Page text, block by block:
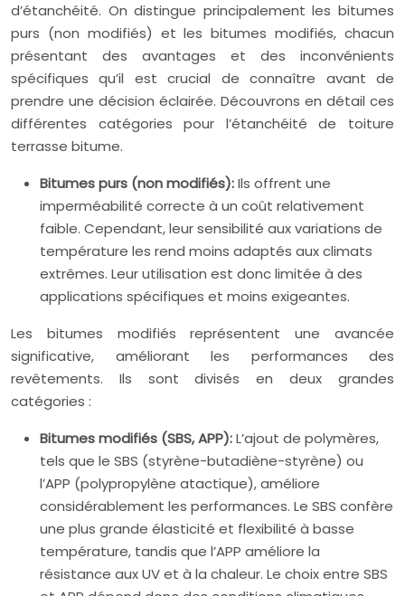
d’étanchéité. On distingue principalement les bitumes
purs (non modifiés) et les bitumes modifiés, chacun
présentant des avantages et des inconvénients
spécifiques qu’il est crucial de connaître avant de
prendre une décision éclairée. Découvrons en détail ces
différentes catégories pour l’étanchéité de toiture
terrasse bitume.
Bitumes purs (non modifiés):Ils offrent une
imperméabilité correcte à un coût relativement
faible. Cependant, leur sensibilité aux variations de
température les rend moins adaptés aux climats
extrêmes. Leur utilisation est donc limitée à des
applications spécifiques et moins exigeantes.
Les bitumes modifiés représentent une avancée
significative, améliorant les performances des
revêtements. Ils sont divisés en deux grandes
catégories :
Bitumes modifiés (SBS, APP):L’ajout de polymères,
tels que le SBS (styrène-butadiène-styrène) ou
l’APP (polypropylène atactique), améliore
considérablement les performances. Le SBS confère
une plus grande élasticité et flexibilité à basse
température, tandis que l’APP améliore la
résistance aux UV et à la chaleur. Le choix entre SBS